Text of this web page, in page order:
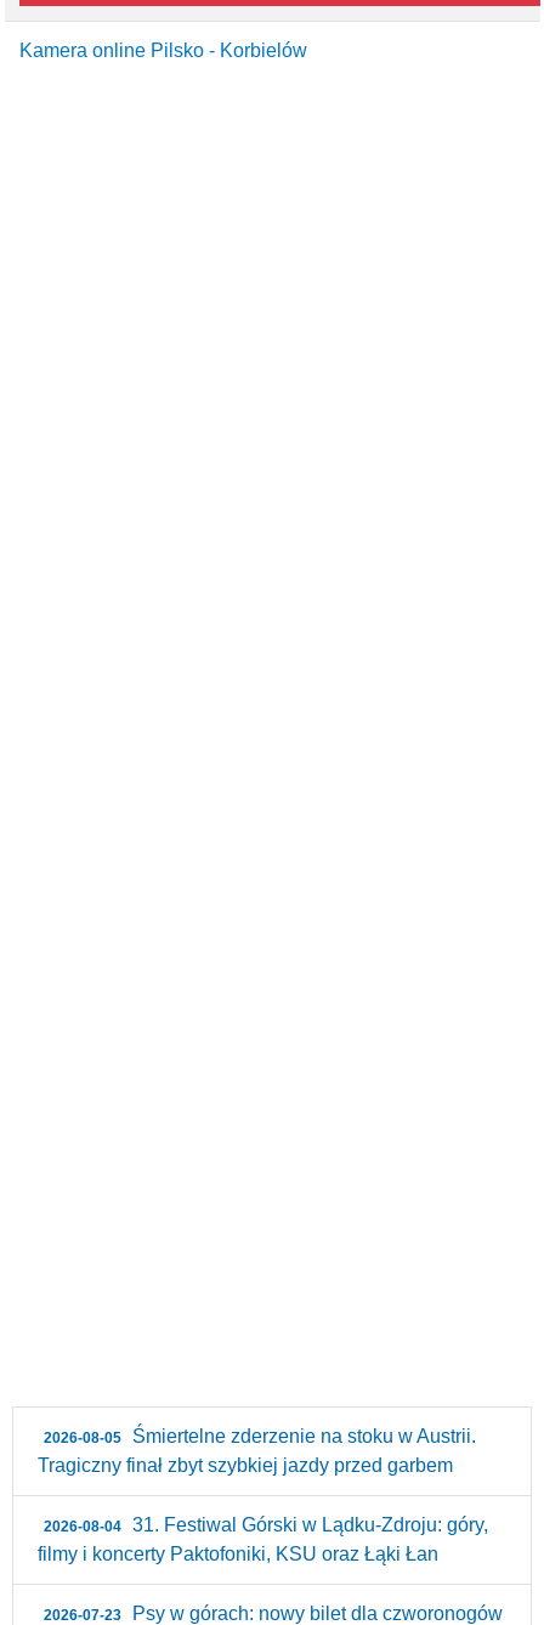
Kamera online Pilsko - Korbielów
2026-08-05
Śmiertelne zderzenie na stoku w Austrii.
Tragiczny finał zbyt szybkiej jazdy przed garbem
2026-08-04
31. Festiwal Górski w Lądku-Zdroju: góry,
filmy i koncerty Paktofoniki, KSU oraz Łąki Łan
2026-07-23
Psy w górach: nowy bilet dla czworonogów